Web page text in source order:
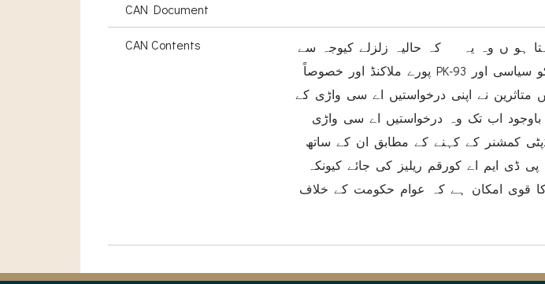
CAN Document
CAN Contents
ہو ں وہ یہ کہ حالیہ زلزلے کیوجہ سے
پورے ملاکنڈ اور خصوصاً PK-93 میں قیامت صغریٰ گزری حکومتی اعلانات کے باوجود اس حلقے کو سیاسی اور
متاثرین نے اپنی درخواستیں اے سی واڑی کے
باوجود اب تک وہ درخواستیں اے سی واڑی
کمشنر کے کہنے کے مطابق ان کے ساتھ
ایم اے کورقم ریلیز کی جائے کیونکہ
قوی امکان ہے کہ عوام حکومت کے خلاف